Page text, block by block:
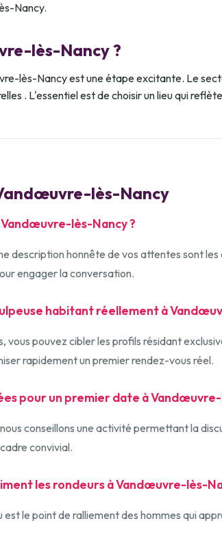
Nancy.
lès-Nancy ?
lès-Nancy est une étape excitante. Le
. L'essentiel est de choisir un lieu qui
lès-Nancy
lès-Nancy ?
description honnête de vos attentes sont
engager la conversation.
habitant réellement à
vous pouvez cibler les profils résidant
rapidement un premier rendez-vous réel.
pour un premier date à
conseillons une activité permettant la
convivial.
les rondeurs à Vandœuvre-lès-
le point de ralliement des hommes qui